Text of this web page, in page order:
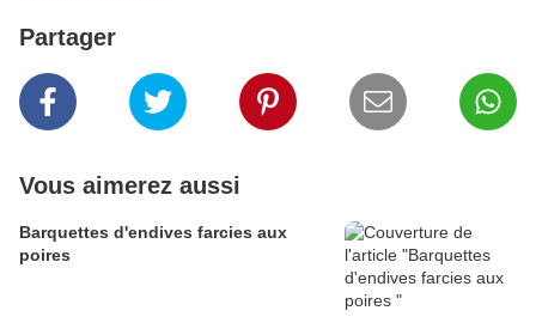
Partager
Vous aimerez aussi
Barquettes d'endives farcies aux
poires